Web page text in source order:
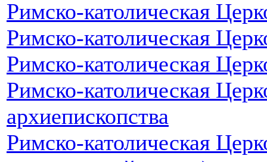
Римско-католическая
Римско-католическая
Римско-католическая
Римско-католическая
архиепископства
Римско-католическая